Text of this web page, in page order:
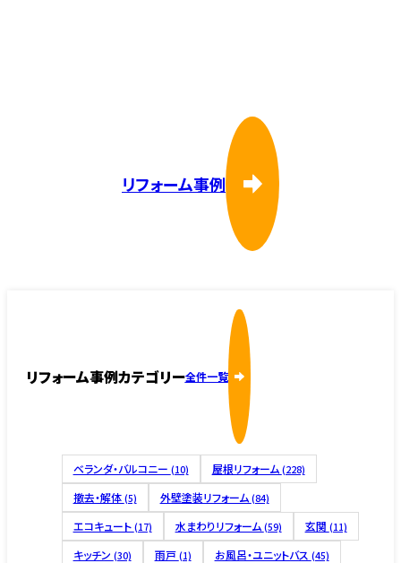
リフォーム事例
リフォーム事例カテゴリー全件一覧
ベランダ・バルコニー (10) 屋根リフォーム (228)
撤去・解体 (5) 外壁塗装リフォーム (84)
エコキュート (17) 水まわりリフォーム (59) 玄関 (11)
キッチン (30) 雨戸 (1) お風呂・ユニットバス (45)